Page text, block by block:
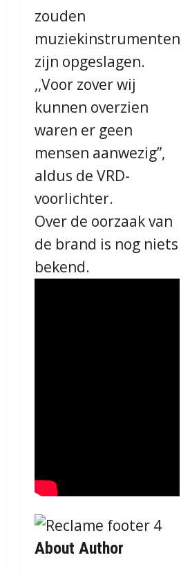
zouden
muziekinstrumenten
zijn opgeslagen.
,,Voor zover wij
kunnen overzien
waren er geen
mensen aanwezig”,
aldus de VRD-
voorlichter.
Over de oorzaak van
de brand is nog niets
bekend.
About Author